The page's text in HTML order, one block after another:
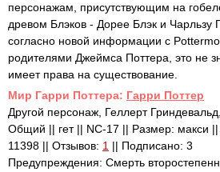
персонажам, присутствующим на
древом Блэков - Дорее Блэк и Чарльзу
согласно новой информации с
родителями Джеймса Поттера, это не
имеет права на существование.
Mир Гарри Поттера: Гарри Поттер
Другой персонаж, Геллерт
Общий || гет || NC-17 || Размер: макси
11398 || Отзывов: 1 || Подписано: 3
Предупреждения: Смерть